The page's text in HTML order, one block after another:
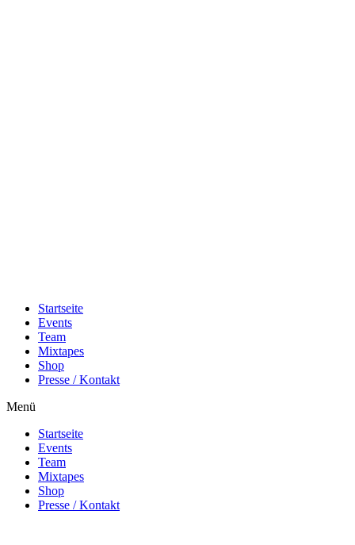
Startseite
Events
Team
Mixtapes
Shop
Presse / Kontakt
Menü
Startseite
Events
Team
Mixtapes
Shop
Presse / Kontakt